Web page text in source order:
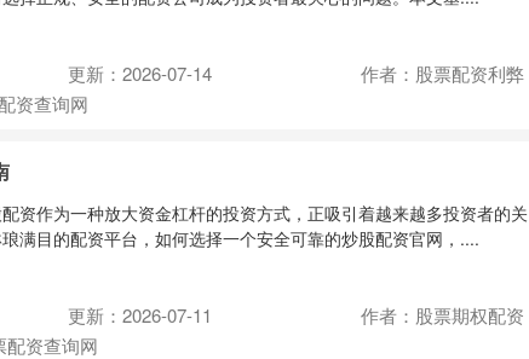
更新：2026-07-14
作者：股票配资利弊
资查询网
资作为一种放大资金杠杆的投资方式，正吸引着越来越多投资者的关
满目的配资平台，如何选择一个安全可靠的炒股配资官网，....
更新：2026-07-11
作者：股票期权配资
配资查询网